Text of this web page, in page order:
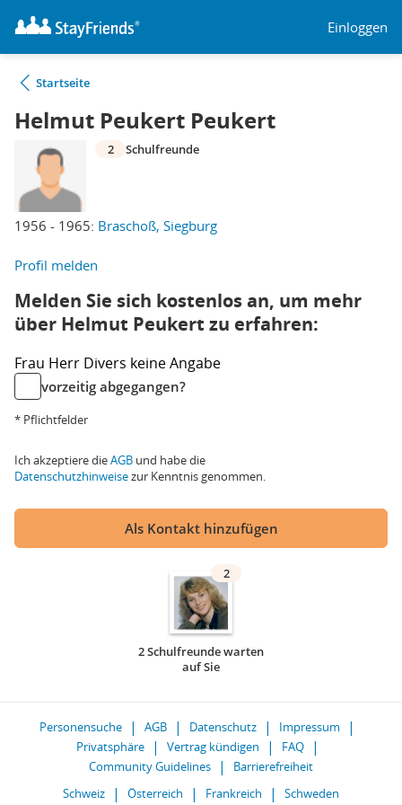
Einloggen
Startseite
Helmut Peukert Peukert
1956 - 1965: Braschoß, Siegburg
2 Schulfreunde
Profil melden
Melden Sie sich kostenlos an, um mehr
über Helmut Peukert zu erfahren:
Frau Herr Divers keine Angabe
vorzeitig abgegangen?
* Pflichtfelder
Ich akzeptiere dieAGB und habe die
Datenschutzhinweisezur Kenntnis genommen.
Als Kontakt hinzufügen
2
2 Schulfreunde warten
auf Sie
Personensuche AGB Datenschutz
Impressum
Privatsphäre
Vertrag kündigen
FAQ
Community Guidelines
Barrierefreiheit
Schweiz
Österreich Frankreich Schweden